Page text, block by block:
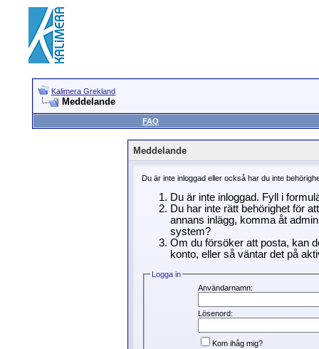
Kalimera Grekland
Meddelande
FAQ
Meddelande
Du är inte inloggad eller också har du inte
Du är inte inloggad. Fyll i
Du har inte rätt behörighet för
annans inlägg, komma åt
system?
Om du försöker att posta, kan
konto, eller så väntar det på
Logga in
Användarnamn:
Lösenord:
Kom ihåg mig?